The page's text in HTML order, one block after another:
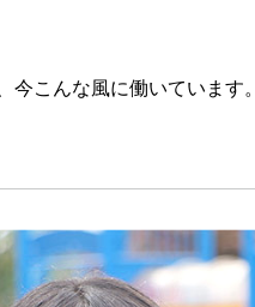
こんな風に働いています。